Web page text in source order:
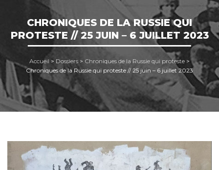
CHRONIQUES DE LA RUSSIE QUI
PROTESTE // 25 JUIN – 6 JUILLET 2023
Accueil > Dossiers > Chroniques de la Russie qui proteste >
Chroniques de la Russie qui proteste // 25 juin – 6 juillet 2023